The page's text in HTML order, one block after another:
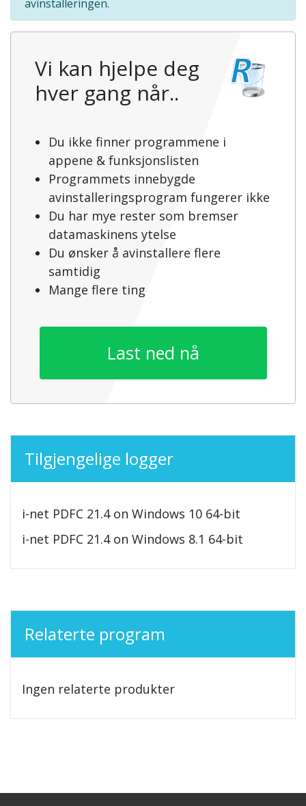
avinstalleringen.
Vi kan hjelpe deg
hver gang når..
Du ikke finner programmene i
appene & funksjonslisten
Programmets innebygde
avinstalleringsprogram fungerer ikke
Du har mye rester som bremser
datamaskinens ytelse
Du ønsker å avinstallere flere
samtidig
Mange flere ting
Last ned nå
Tilgjengelige logger
i-net PDFC 21.4 on Windows 10 64-bit
i-net PDFC 21.4 on Windows 8.1 64-bit
Relaterte program
Ingen relaterte produkter